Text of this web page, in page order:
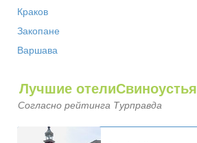
Краков
Закопане
Варшава
Лучшие отелиСвиноустья
Согласно рейтинга Турправда